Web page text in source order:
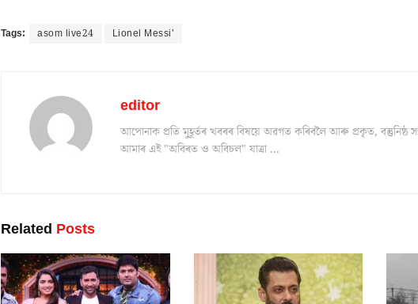
Tags: asom live24 Lionel Messi'
editor
আপোনাক প্ৰতি মুহূৰ্তৰ খবৰৰ বিষয়ে অৱগত কৰিবলৈ আৰু প্ৰকৃত, বস্তুনিষ্ঠ
আমাৰ এই "অবিৰত ও অবিচল" যাত্ৰা ...
Related Posts